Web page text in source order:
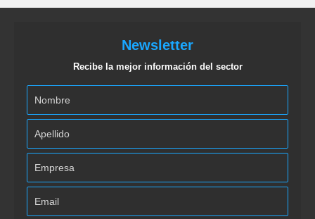
Newsletter
Recibe la mejor información del sector